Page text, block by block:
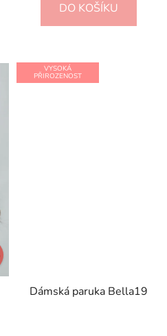
DO KOŠÍKU
VYSOKÁ
PŘIROZENOST
Dámská paruka Bella19